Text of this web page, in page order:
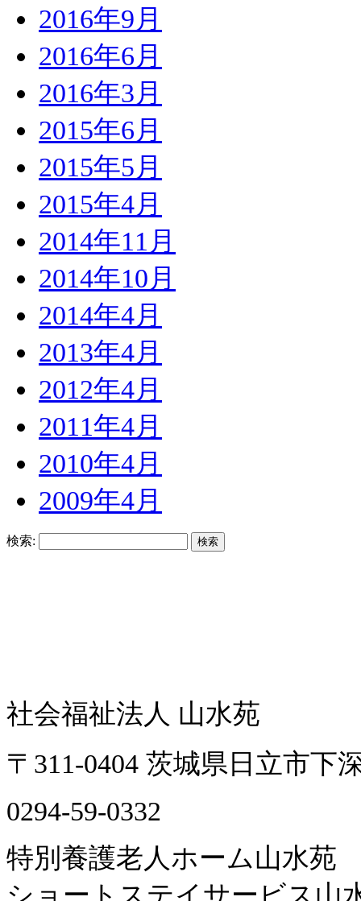
2016年9月
2016年6月
2016年3月
2015年6月
2015年5月
2015年4月
2014年11月
2014年10月
2014年4月
2013年4月
2012年4月
2011年4月
2010年4月
2009年4月
検索:
社会福祉法人 山水苑
〒311-0404 茨城県日立市下
0294-59-0332
特別養護老人ホーム山水苑
ショートステイサービス山